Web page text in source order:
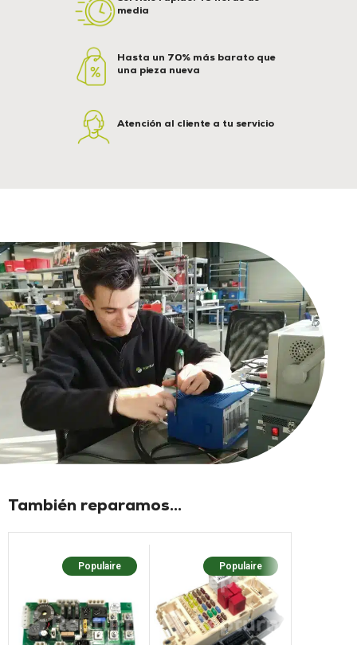
media
Hasta un 70% más barato que
una pieza nueva
Atención al cliente a tu servicio
También reparamos...
Populaire Populaire